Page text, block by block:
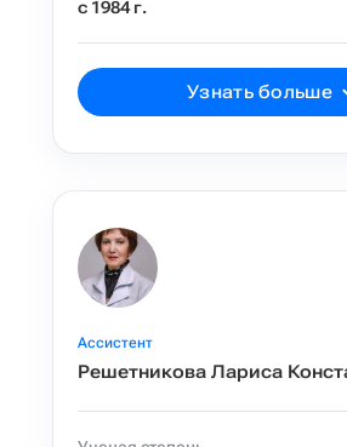
Узнать больше
с 1984 г.
Ассистент
Решетникова Лариса